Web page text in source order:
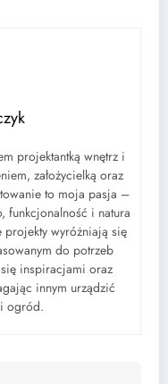
projektantką wnętrz i
założycielką oraz
to moja pasja –
funkcjonalność i natura
projekty wyróżniają się
do potrzeb
inspiracjami oraz
innym urządzić
ogród.